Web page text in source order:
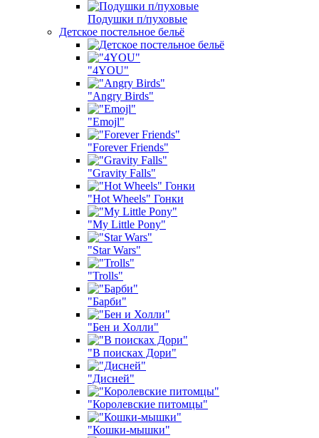
Подушки п/пуховые
Детское постельное бельё
"4YOU"
"Angry Birds"
"Emojl"
"Forever Friends"
"Gravity Falls"
"Hot Wheels" Гонки
"My Little Pony"
"Star Wars"
"Trolls"
"Барби"
"Бен и Холли"
"В поисках Дори"
"Дисней"
"Королевские питомцы"
"Кошки-мышки"